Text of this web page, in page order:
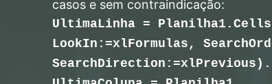
casos e sem contraindicação:
UltimaLinha =
LookIn:=xlFormulas,